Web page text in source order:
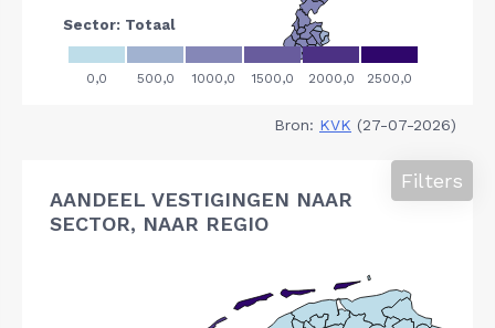
Bron: KVK (27-07-2026)
AANDEEL VESTIGINGEN NAAR
SECTOR, NAAR REGIO
Filters